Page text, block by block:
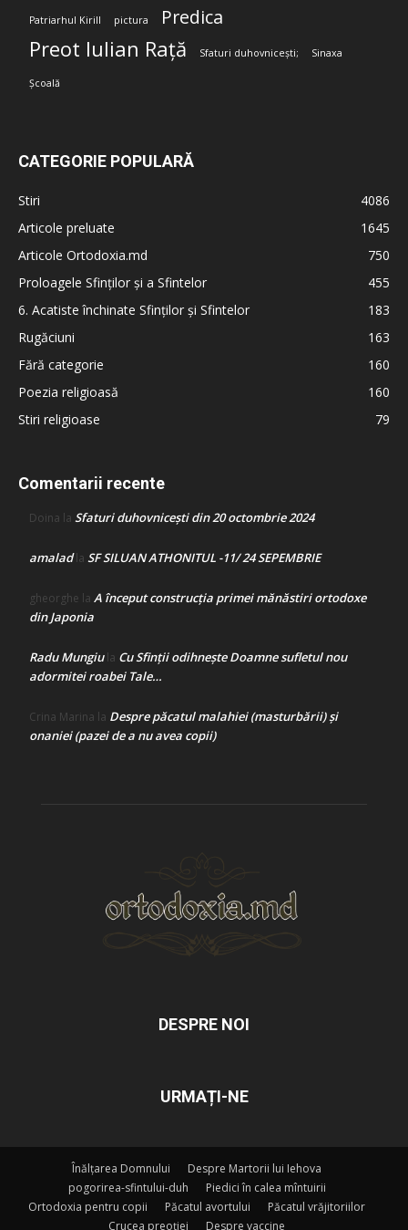
Patriarhul Kirill pictura Predica
Preot Iulian Rață Sfaturi duhovnicești; Sinaxa
Școală
CATEGORIE POPULARĂ
Stiri
4086
Articole preluate
1645
Articole Ortodoxia.md
750
Proloagele Sfinților și a Sfintelor
455
6. Acatiste închinate Sfinților și Sfintelor
183
Rugăciuni
163
Fără categorie
160
Poezia religioasă
160
Stiri religioase
79
Comentarii recente
Doina la Sfaturi duhovnicești din 20 octombrie 2024
amaladla SF SILUAN ATHONITUL -11/ 24 SEPEMBRIE
gheorghe la A început construcţia primei mănăstiri ortodoxe
din Japonia
Radu Mungiula Cu Sfinții odihnește Doamne sufletul nou
adormitei roabei Tale…
Crina Marina la Despre păcatul malahiei (masturbării) şi
onaniei (pazei de a nu avea copii)
DESPRE NOI
URMAȚI-NE
Înălțarea Domnului
Despre Martorii lui Iehova
pogorirea-sfintului-duh
Piedici în calea mîntuirii
Ortodoxia pentru copii
Păcatul avortului
Păcatul vrăjitoriilor
Crucea preoției
Despre vaccine